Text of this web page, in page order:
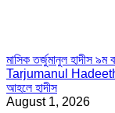
মাসিক তর্জুমানুল হাদীস
Tarjumanul Hadeeth
আহলে হাদীস
August 1, 2026